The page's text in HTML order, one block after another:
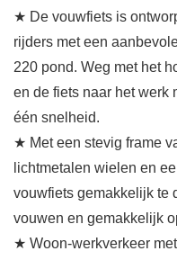
★ De vouwfiets is
rijders met een
220 pond. Weg met het
en de fiets naar het werk
één snelheid.
★ Met een stevig frame
lichtmetalen wielen en
vouwfiets gemakkelijk te
vouwen en gemakkelijk
★ Woon-werkverkeer